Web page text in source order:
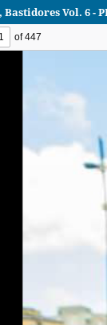
Vol. 6 -